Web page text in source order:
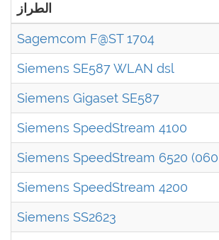
الطراز
Sagemcom F@ST 1704
Siemens SE587 WLAN dsl
Siemens Gigaset SE587
Siemens SpeedStream 4100
Siemens SpeedStream 6520
Siemens SpeedStream 4200
Siemens SS2623